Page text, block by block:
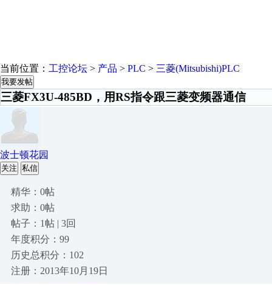
当前位置： 工控论坛 > 产品 > PLC > 三菱(Mitsubishi)PLC
我要发帖
三菱FX3U-485BD，用RS指令跟三菱变频器通信
波士顿花园
关注 私信
精华：0帖
求助：0帖
帖子：1帖 | 3回
年度积分：99
历史总积分：102
注册：2013年10月19日